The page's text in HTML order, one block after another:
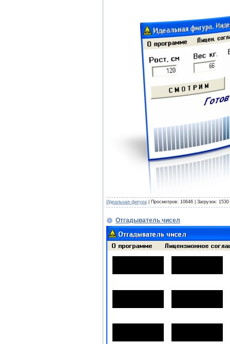
Идеальная фигура | Просмотров: 10646 | Загрузок:
Отгадыватель чисел